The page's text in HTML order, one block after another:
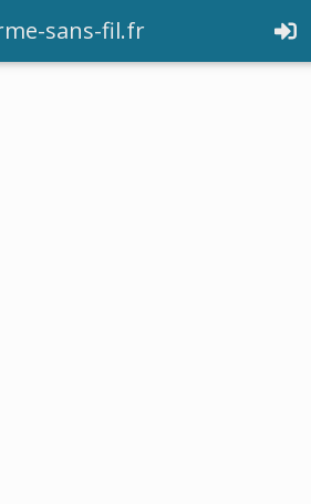
sans-fil.fr